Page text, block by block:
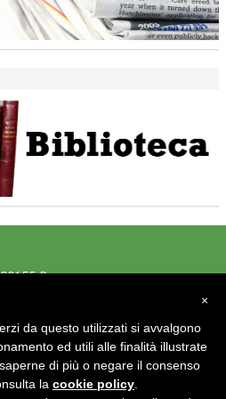
Terzjus: prima riunione a
Roma
×
da questo utilizzati si avvalgono
ed utili alle finalità illustrate
di più o negare il consenso
la cookie policy